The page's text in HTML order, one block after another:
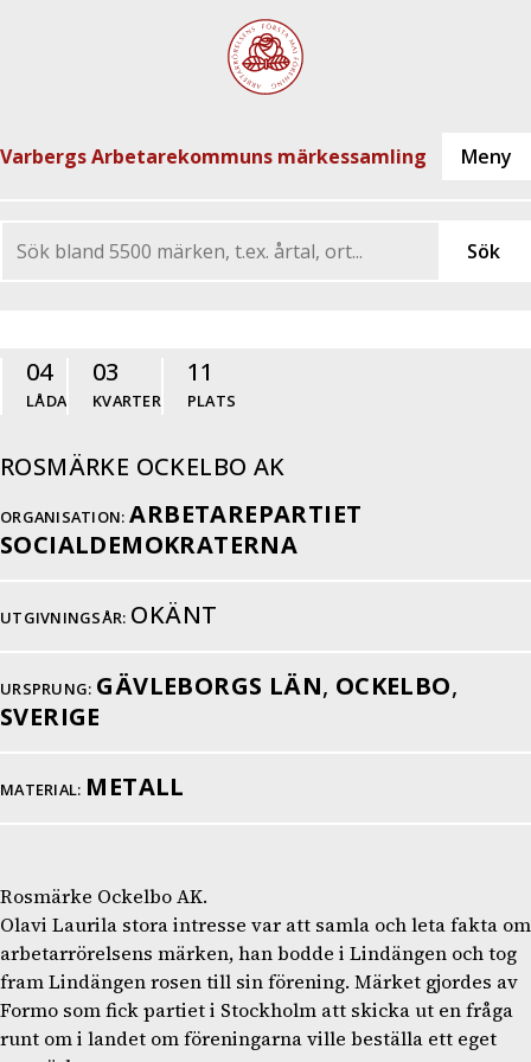
Varbergs Arbetarekommuns märkessamling
04
LÅDA
03
KVARTER
11
PLATS
ROSMÄRKE OCKELBO AK
ORGANISATION: ARBETAREPARTIET
SOCIALDEMOKRATERNA
UTGIVNINGSÅR: OKÄNT
URSPRUNG: GÄVLEBORGS LÄN, OCKELBO,
SVERIGE
MATERIAL: METALL
Rosmärke Ockelbo AK.
Olavi Laurila stora intresse var att samla och leta fakta om
arbetarrörelsens märken, han bodde i Lindängen och tog
fram Lindängen rosen till sin förening. Märket gjordes av
Formo som fick partiet i Stockholm att skicka ut en fråga
runt om i landet om föreningarna ville beställa ett eget